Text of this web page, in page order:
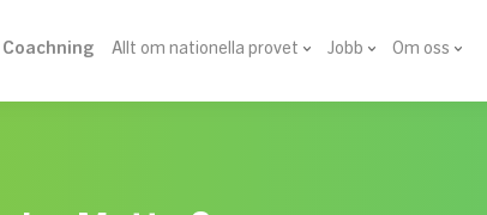
Coachning Allt om nationella provet Jobb Om oss